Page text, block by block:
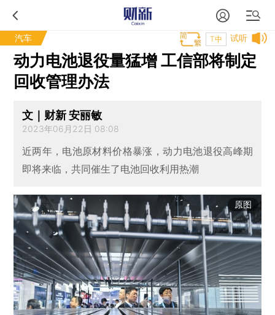
汽车 试听
T中
动力电池退役量猛增 工信部将制定
回收管理办法
文｜财新 安丽敏
2023年06月22日 08:08
近两年，电池原材料价格暴涨，动力电池退役高峰期
即将来临，共同催生了电池回收利用热潮
原图